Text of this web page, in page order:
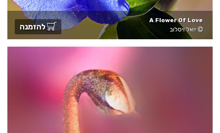
A Flower Of Love
יואל ויסלוב
להזמנה